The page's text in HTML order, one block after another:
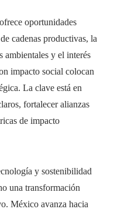
oportunidades
cadenas productivas, la
ambientales y el interés
impacto social colocan
La clave está en
fortalecer alianzas
de impacto
y sostenibilidad
una transformación
México avanza hacia